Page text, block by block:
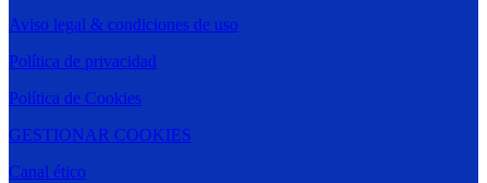
Aviso legal & condiciones de uso
Política de privacidad
Política de Cookies
GESTIONAR COOKIES
Canal ético